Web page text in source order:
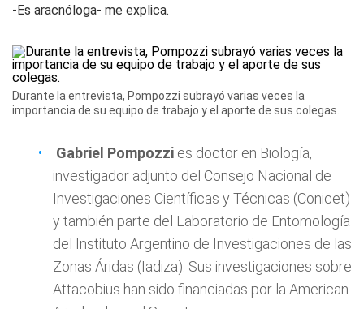
-Es aracnóloga- me explica.
Durante la entrevista, Pompozzi subrayó varias veces la
importancia de su equipo de trabajo y el aporte de sus colegas.
Gabriel Pompozzi es doctor en Biología,
investigador adjunto del Consejo Nacional de
Investigaciones Científicas y Técnicas (Conicet)
y también parte del Laboratorio de Entomología
del Instituto Argentino de Investigaciones de las
Zonas Áridas (Iadiza). Sus investigaciones sobre
Attacobius han sido financiadas por la American